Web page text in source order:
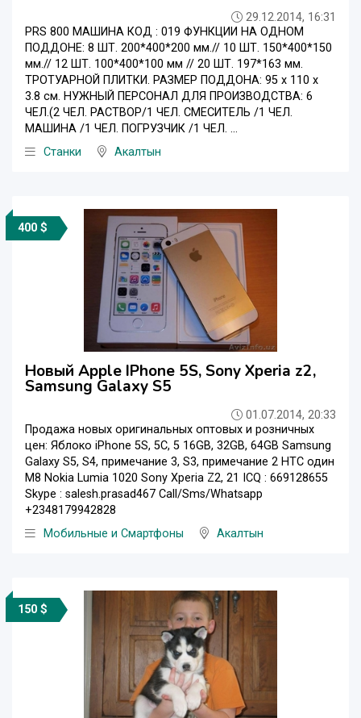
29.12.2014, 16:31
PRS 800 МАШИНА КОД : 019 ФУНКЦИИ НА ОДНОМ
ПОДДОНЕ: 8 ШТ. 200*400*200 мм.// 10 ШТ. 150*400*150
мм.// 12 ШТ. 100*400*100 мм // 20 ШТ. 197*163 мм.
ТРОТУАРНОЙ ПЛИТКИ. РАЗМЕР ПОДДОНА: 95 x 110 x
3.8 см. НУЖНЫЙ ПЕРСОНАЛ ДЛЯ ПРОИЗВОДСТВА: 6
ЧЕЛ.(2 ЧЕЛ. РАСТВОР/1 ЧЕЛ. СМЕСИТЕЛЬ /1 ЧЕЛ.
МАШИНА /1 ЧЕЛ. ПОГРУЗЧИК /1 ЧЕЛ. ...
Станки
Акалтын
400 $
Новый Apple IPhone 5S, Sony Xperia z2,
Samsung Galaxy S5
01.07.2014, 20:33
Продажа новых оригинальных оптовых и розничных
цен: Яблоко iPhone 5S, 5C, 5 16GB, 32GB, 64GB Samsung
Galaxy S5, S4, примечание 3, S3, примечание 2 HTC один
M8 Nokia Lumia 1020 Sony Xperia Z2, 21 ICQ : 669128655
Skype : salesh.prasad467 Call/Sms/Whatsapp
+2348179942828
Мобильные и Смартфоны
Акалтын
150 $